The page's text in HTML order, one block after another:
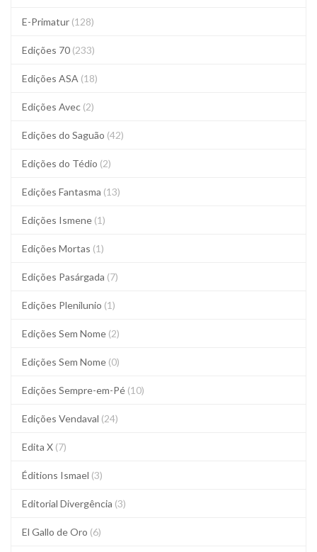
E-Primatur (128)
Edições 70 (233)
Edições ASA (18)
Edições Avec (2)
Edições do Saguão (42)
Edições do Tédio (2)
Edições Fantasma (13)
Edições Ismene (1)
Edições Mortas (1)
Edições Pasárgada (7)
Edições Plenilunio (1)
Edições Sem Nome (2)
Edições Sem Nome (0)
Edições Sempre-em-Pé (10)
Edições Vendaval (24)
Edita X (7)
Éditions Ismael (3)
Editorial Divergência (3)
El Gallo de Oro (6)